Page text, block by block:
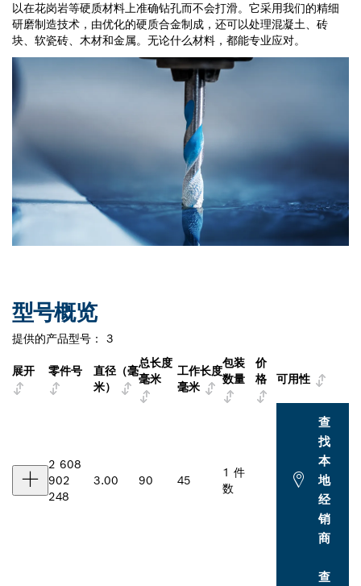
以在花岗岩等硬质材料上准确钻孔而不会打滑。它采用我们的精细
研磨制造技术，由优化的硬质合金制成，还可以处理混凝土、砖
块、软瓷砖、木材和金属。无论什么材料，都能专业应对。
型号概览
提供的产品型号： 3
展开 零件号
直径（毫
米）
总长度
毫米
工作长度
毫米
包装
数量
价
格
可用性
2 608
902
248
3.00 90 45
1 件
数
查
找
本
地
经
销
商
查